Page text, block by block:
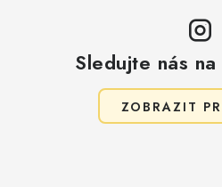
Sledujte nás
ZOBRAZIT